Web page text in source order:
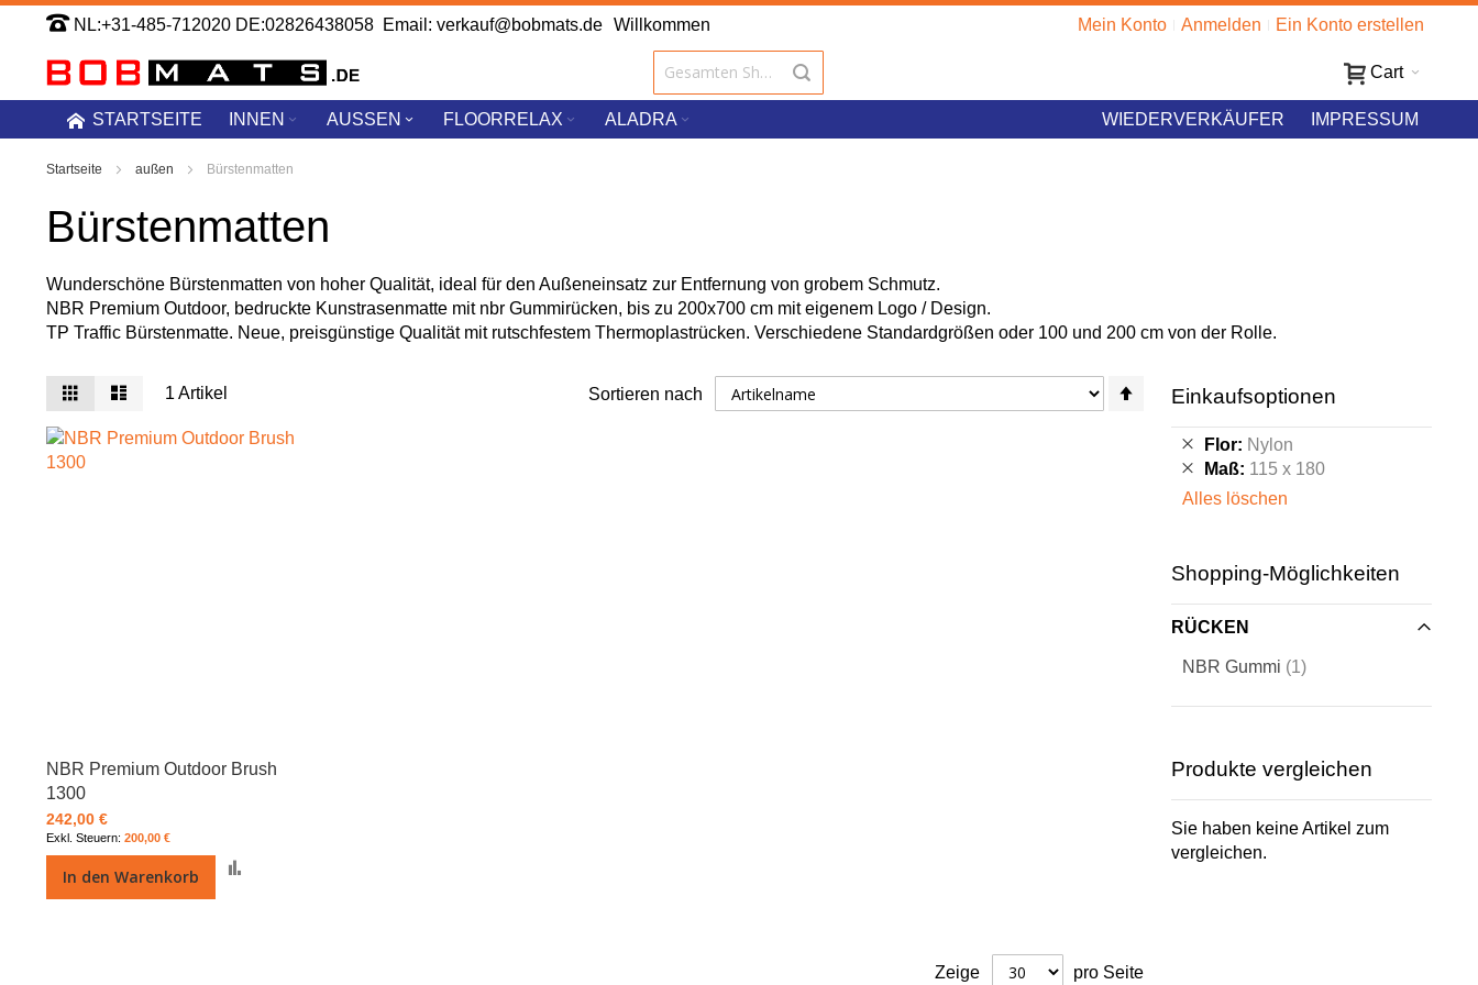
Zum
Inhalt
springen
NL:+31-485-712020 DE:02826438058 Email: verkauf@bobmats.de Willkommen Mein Konto Anmelden Ein Konto erstellen
Cart
STARTSEITE INNEN AUSSEN FLOORRELAX ALADRA IMPRESSUM
WIEDERVERKÄUFER
Startseite außen Bürstenmatten
Bürstenmatten
Wunderschöne Bürstenmatten von hoher Qualität, ideal für den Außeneinsatz zur Entfernung von grobem Schmutz.
NBR Premium Outdoor, bedruckte Kunstrasenmatte mit nbr Gummirücken, bis zu 200x700 cm mit eigenem Logo / Design.
TP Traffic Bürstenmatte. Neue, preisgünstige Qualität mit rutschfestem Thermoplastrücken. Verschiedene Standardgrößen oder 100 und 200 cm von der Rolle.
Anzeigen
als
Liste Liste1 Artikel Sortieren nach
Absteigend
NBR Premium Outdoor Brush
1300
242,00 €
200,00 €
In den Warenkorb
Zeige pro Seite
Einkaufsoptionen
Flor Nylon
Diesen
Artikel
entfernen
Maß 115 x 180
Diesen
Artikel
Alles löschen
Shopping-Möglichkeiten
RÜCKEN
NBR Gummi 1Artikel
Produkte vergleichen
Sie haben keine Artikel zum
vergleichen.